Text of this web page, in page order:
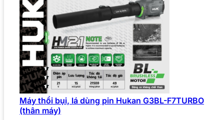
Máy thổi bụi, lá dùng pin Hukan G3BL-F7TURBO
(thân máy)